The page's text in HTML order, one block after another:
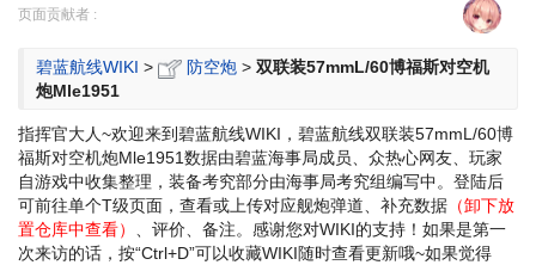
跳
跳
页面贡献者 :
碧蓝航线WIKI > 防空炮 > 双联装57mmL/60博福斯对空机
炮Mle1951
指挥官大人~欢迎来到碧蓝航线WIKI，碧蓝航线双联装57mmL/60博
福斯对空机炮Mle1951数据由碧蓝海事局成员、众热心网友、玩家
自游戏中收集整理，装备考究部分由海事局考究组编写中。登陆后
可前往单个T级页面，查看或上传对应舰炮弹道、补充数据 （卸下放
置仓库中查看） 、评价、备注。感谢您对WIKI的支持！ 如果是第一
次来访的话，按“Ctrl+D”可以收藏WIKI随时查看更新哦~如果觉得